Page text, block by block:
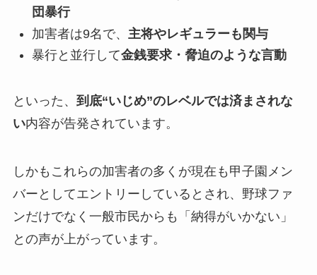
団暴行
加害者は9名で、 主将やレギュラーも関与
暴行と並行して金銭要求・脅迫のような言動
といった、 到底“いじめ”のレベルでは済まされな
い内容が告発されています。
しかもこれらの加害者の多くが現在も甲子園メン
バーとしてエントリーしているとされ、野球ファ
ンだけでなく一般市民からも「納得がいかない」
との声が上がっています。